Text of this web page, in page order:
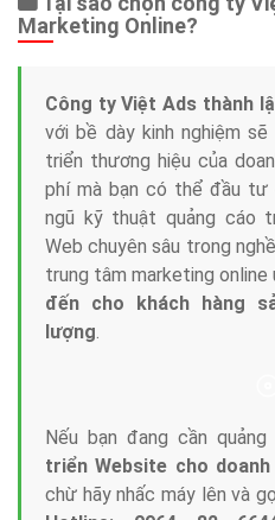
Other Ads
Quảng Cáo Google
App